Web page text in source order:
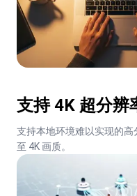
支持 4K 超分辨
支持本地环境难以实现的
至 4K 画质。